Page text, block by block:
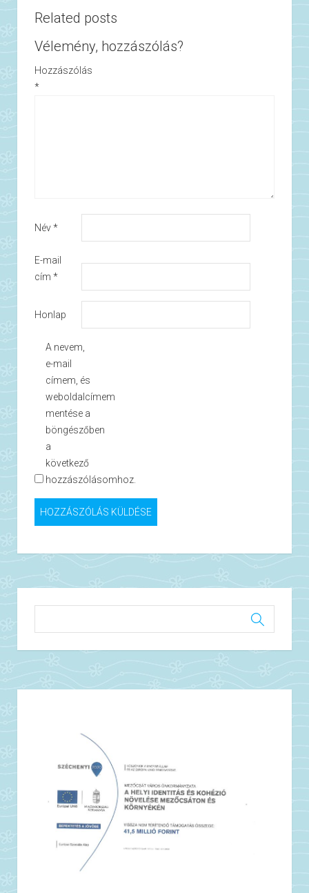
Related posts
Vélemény, hozzászólás?
Hozzászólás
*
Név*
E-mail
cím *
Honlap
A nevem,
e-mail
címem, és
weboldalcímem
mentése a
böngészőben
a
következő
hozzászólásomhoz.